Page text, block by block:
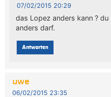
07/02/2015 20:29
das Lopez anders kann ?
anders darf.
Antworten
uwe
06/02/2015 23:35